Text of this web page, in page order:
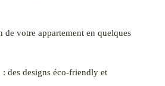
de votre appartement en quelques
des designs éco-friendly et